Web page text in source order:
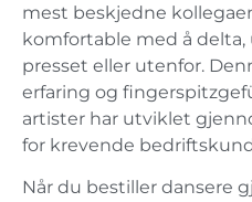
mest beskjedne
komfortable med å
presset eller utenfor.
erfaring og
artister har utviklet
for krevende
Når du bestiller dansere